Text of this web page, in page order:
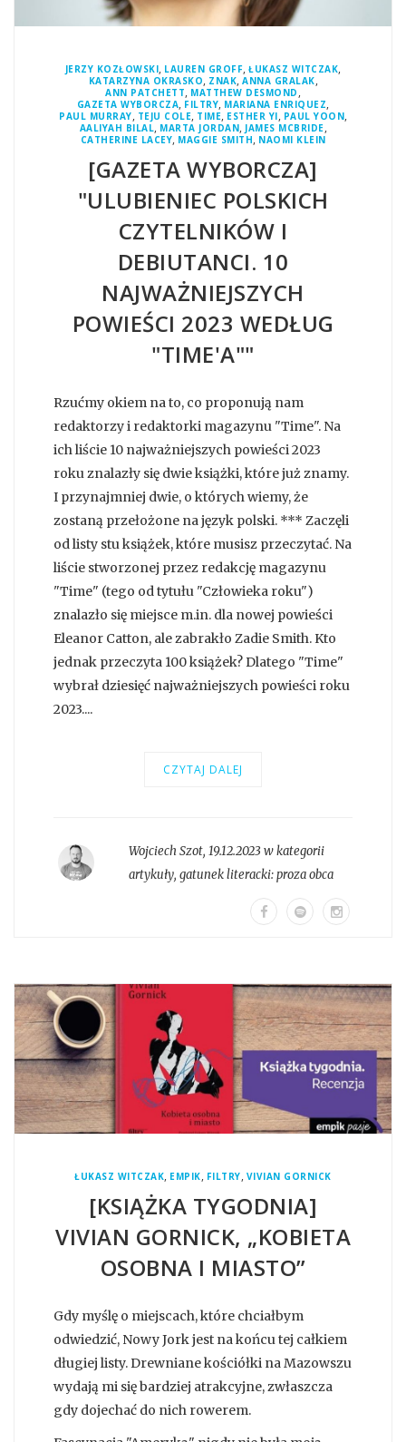
JERZY KOZŁOWSKI, LAUREN GROFF,ŁUKASZ WITCZAK,
KATARZYNA OKRASKO, ZNAK, ANNA GRALAK,
ANN PATCHETT, MATTHEW DESMOND ,
GAZETA WYBORCZA, FILTRY, MARIANA ENRIQUEZ,
PAUL MURRAY, TEJU COLE, TIME, ESTHER YI, PAUL YOON,
AALIYAH BILAL, MARTA JORDAN, JAMES MCBRIDE,
CATHERINE LACEY, MAGGIE SMITH, NAOMI KLEIN
[GAZETA WYBORCZA]
"ULUBIENIEC POLSKICH
CZYTELNIKÓW I
DEBIUTANCI. 10
NAJWAŻNIEJSZYCH
POWIEŚCI 2023 WEDŁUG
"TIME'A""
Rzućmy okiem na to, co proponują nam
redaktorzy i redaktorki magazynu "Time". Na
ich liście 10 najważniejszych powieści 2023
roku znalazły się dwie książki, które już znamy.
I przynajmniej dwie, o których wiemy, że
zostaną przełożone na język polski. *** Zaczęli
od listy stu książek, które musisz przeczytać. Na
liście stworzonej przez redakcję magazynu
"Time" (tego od tytułu "Człowieka roku")
znalazło się miejsce m.in. dla nowej powieści
Eleanor Catton, ale zabrakło Zadie Smith. Kto
jednak przeczyta 100 książek? Dlatego "Time"
wybrał dziesięć najważniejszych powieści roku
2023....
CZYTAJ DALEJ
Wojciech Szot, 19.12.2023 w kategorii
artykuły, gatunek literacki:proza obca
ŁUKASZ WITCZAK, EMPIK, FILTRY, VIVIAN GORNICK
[KSIĄŻKA TYGODNIA]
VIVIAN GORNICK, „KOBIETA
OSOBNA I MIASTO”
Gdy myślę o miejscach, które chciałbym
odwiedzić, Nowy Jork jest na końcu tej całkiem
długiej listy. Drewniane kościółki na Mazowszu
wydają mi się bardziej atrakcyjne, zwłaszcza
gdy dojechać do nich rowerem.